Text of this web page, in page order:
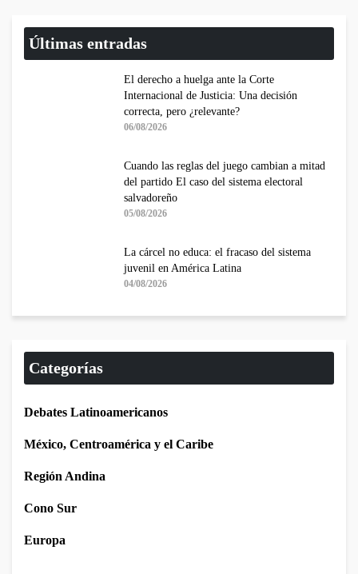
Últimas entradas
El derecho a huelga ante la Corte
Internacional de Justicia: Una decisión
correcta, pero ¿relevante?
06/08/2026
Cuando las reglas del juego cambian a mitad
del partido El caso del sistema electoral
salvadoreño
05/08/2026
La cárcel no educa: el fracaso del sistema
juvenil en América Latina
04/08/2026
Categorías
Debates Latinoamericanos
México, Centroamérica y el Caribe
Región Andina
Cono Sur
Europa